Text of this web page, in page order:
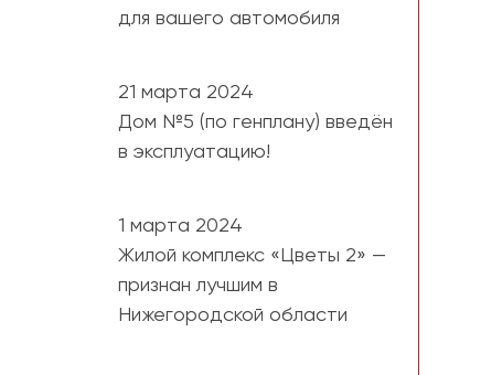
для вашего автомобиля
21 марта 2024
Дом №5 (по генплану) введён
в эксплуатацию!
1 марта 2024
Жилой комплекс «Цветы 2» —
признан лучшим в
Нижегородской области